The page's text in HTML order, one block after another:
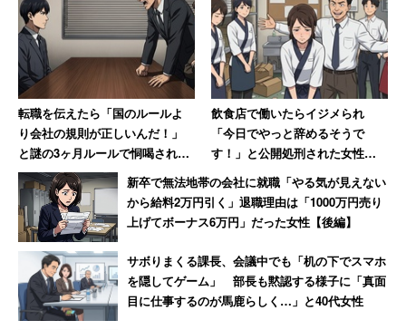
下で25年間働かされた恨みは簡単には消えないようだ。
転職を伝えたら「国のルールよ
り会社の規則が正しいんだ！」
と謎の3ヶ月ルールで恫喝された
男性→その後、会社は吸収合併
され消滅
飲食店で働いたらイジメられ
「今日でやっと辞めるそうで
す！」と公開処刑された女性→
数か月、店が潰れて「ザマーミ
ロ！」
新卒で無法地帯の会社に就職「やる気が見えない
から給料2万円引く」退職理由は「1000万円売り
上げてボーナス6万円」だった女性【後編】
サボりまくる課長、会議中でも「机の下でスマホ
を隠してゲーム」 部長も黙認する様子に「真面
目に仕事するのが馬鹿らしく…」と40代女性